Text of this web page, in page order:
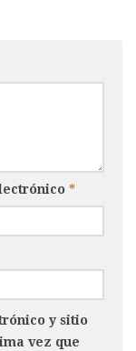
*
y sitio
vez que